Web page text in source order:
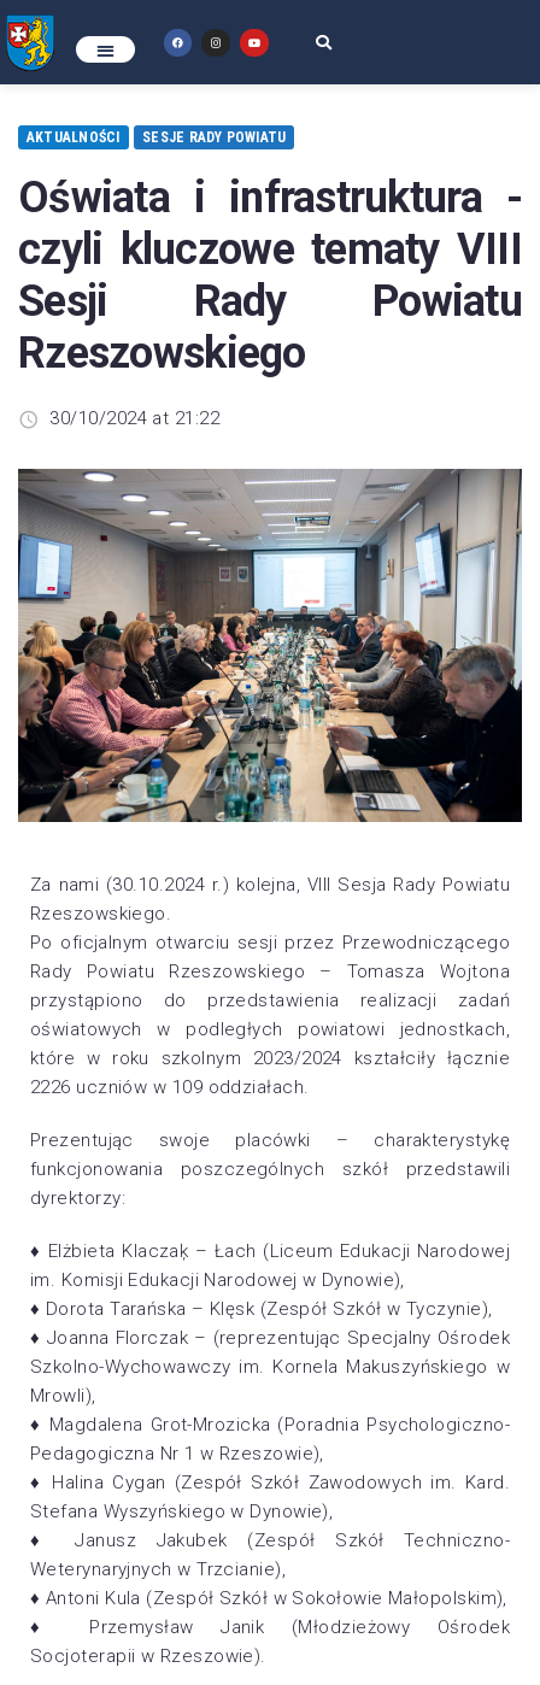
AKTUALNOŚCI SESJE RADY POWIATU
Oświata i infrastruktura -
czyli kluczowe tematy VIII
Sesji Rady Powiatu
Rzeszowskiego
30/10/2024 at 21:22
Za nami (30.10.2024 r.) kolejna, VIII Sesja Rady Powiatu
Rzeszowskiego.
Po oficjalnym otwarciu sesji przez Przewodniczącego
Rady Powiatu Rzeszowskiego – Tomasza Wojtona
przystąpiono do przedstawienia realizacji zadań
oświatowych w podległych powiatowi jednostkach,
które w roku szkolnym 2023/2024 kształciły łącznie
2226 uczniów w 109 oddziałach.
Prezentując swoje placówki – charakterystykę
funkcjonowania poszczególnych szkół przedstawili
dyrektorzy:
♦ Elżbieta Klaczaķ – Łach (Liceum Edukacji Narodowej
im. Komisji Edukacji Narodowej w Dynowie),
♦ Dorota Tarańska – Klęsk (Zespół Szkół w Tyczynie),
♦ Joanna Florczak – (reprezentując Specjalny Ośrodek
Szkolno-Wychowawczy im. Kornela Makuszyńskiego w
Mrowli),
♦ Magdalena Grot-Mrozicka (Poradnia Psychologiczno-
Pedagogiczna Nr 1 w Rzeszowie),
♦ Halina Cygan (Zespół Szkół Zawodowych im. Kard.
Stefana Wyszyńskiego w Dynowie),
♦ Janusz Jakubek (Zespół Szkół Techniczno-
Weterynaryjnych w Trzcianie),
♦ Antoni Kula (Zespół Szkół w Sokołowie Małopolskim),
♦ Przemysław Janik (Młodzieżowy Ośrodek
Socjoterapii w Rzeszowie).